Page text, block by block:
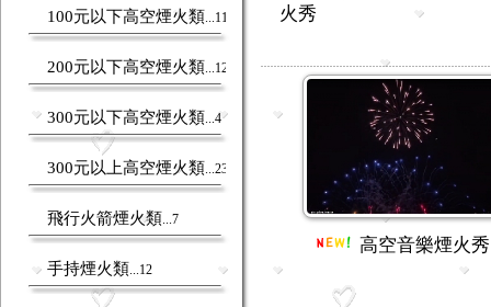
100元以下高空煙火類 ...11
200元以下高空煙火類 ...12
300元以下高空煙火類 ...4
300元以上高空煙火類 ...23
飛行火箭煙火類 ...7
手持煙火類 ...12
火秀
高空音樂煙火秀